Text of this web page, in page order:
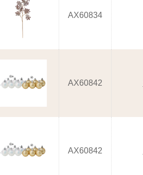
AX60834
AX60842
AX60842